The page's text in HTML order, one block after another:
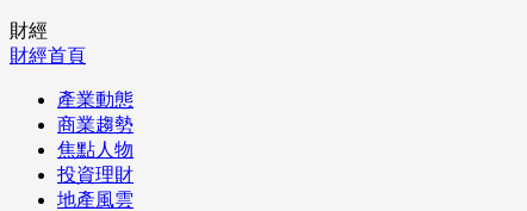
財經
財經首頁
產業動態
商業趨勢
焦點人物
投資理財
地產風雲